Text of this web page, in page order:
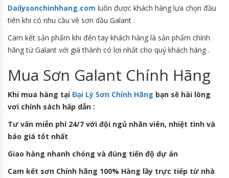
Dailysonchinhhang.com luôn được khách hàng lựa chọn đầu
tiên khi có nhu cầu về sơn dầu Galant .
Cam kết sản phẩm khi đến tay khách hàng là sản phẩm chính
hãng từ Galant với giá thành có lơi nhất cho quý khách hàng .
Mua Sơn Galant Chính Hãng
Khi mua hàng tại Đại Lý Sơn Chính Hãng bạn sẽ hài lòng
vơi chính sách hấp dẫn :
Tư vấn miễn phí 24/7 với đội ngủ nhân viên, nhiệt tình và
báo giá tốt nhất
Giao hàng nhanh chóng và đúng tiến độ dự án
Cam kết sơn Chính hãng 100% Hàng lầy trực tiếp từ nhà